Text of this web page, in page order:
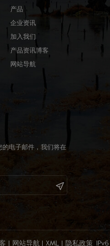
产品
企业资讯
加入我们
产品资讯博客
网站导航
的电子邮件，我们将在
网站导航 XML 隐私政策